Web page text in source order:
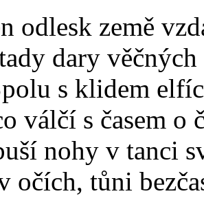
odlesk země
dary
s klidem
válčí s časem o
nohy v tanci
očích, tůni